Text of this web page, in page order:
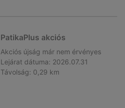
PatikaPlus akciós
Akciós újság már nem érvényes
Lejárat dátuma: 2026.07.31
Távolság: 0,29 km